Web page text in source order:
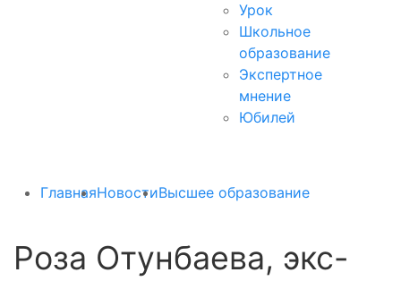
Урок
Школьное
образование
Экспертное
мнение
Юбилей
ГлавнаяНовостиВысшее образование
Роза Отунбаева, экс-